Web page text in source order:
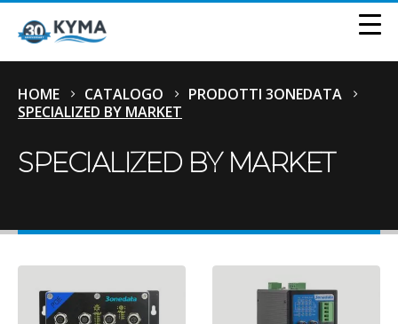
HOME CATALOGO
PRODOTTI 3ONEDATA
SPECIALIZED BY MARKET
SPECIALIZED BY MARKET